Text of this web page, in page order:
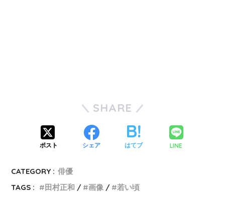
SHARE
ポスト シェア はてブ LINE
CATEGORY : 俳優
TAGS :
田村正和 画像 若い頃